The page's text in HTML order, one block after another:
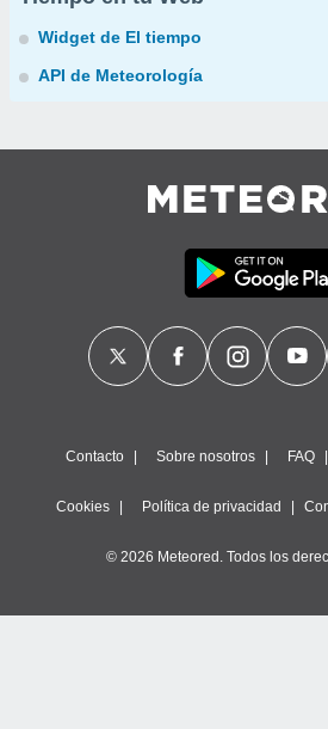
Widget de El tiempo
API de Meteorología
Contacto Sobre nosotros FAQ
Cookies Política de privacidad
© 2026 Meteored. Todos los